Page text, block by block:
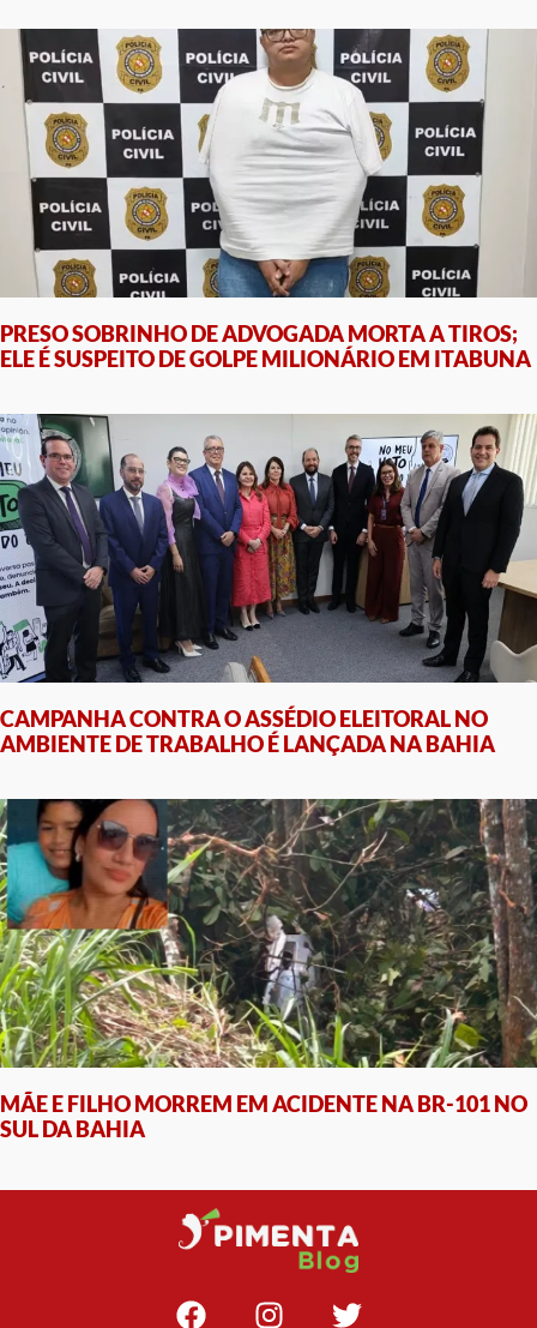
PRESO SOBRINHO DE ADVOGADA MORTA A TIROS;
ELE É SUSPEITO DE GOLPE MILIONÁRIO EM ITABUNA
CAMPANHA CONTRA O ASSÉDIO ELEITORAL NO
AMBIENTE DE TRABALHO É LANÇADA NA BAHIA
MÃE E FILHO MORREM EM ACIDENTE NA BR-101 NO
SUL DA BAHIA